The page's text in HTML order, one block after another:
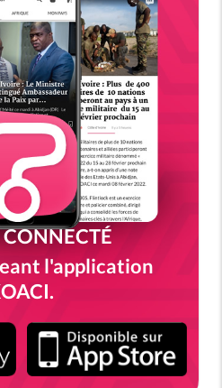
CONNECTÉ
l'application